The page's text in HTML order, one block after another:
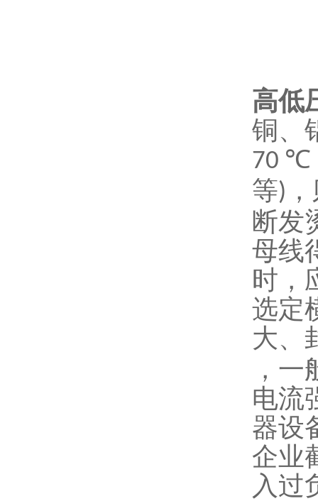
高低
铜、
70 ℃
等)
断发
母线
时，
选定
大、
，
电流
器设
企业
入过